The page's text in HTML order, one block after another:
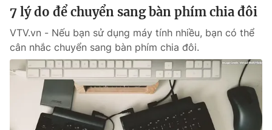
7 lý do để chuyển sang bàn phím chia đôi
VTV.vn - Nếu bạn sử dụng máy tính nhiều, bạn có thể
cân nhắc chuyển sang bàn phím chia đôi.